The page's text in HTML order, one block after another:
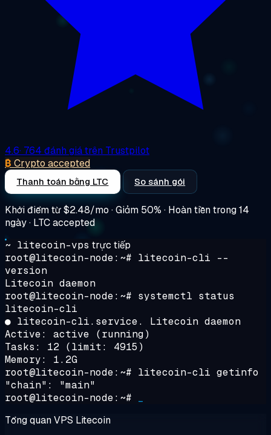
4.6· 764 đánh giá trên Trustpilot
₿ Crypto accepted
Thanh toán bằng LTC So sánh gói
Khởi điểm từ$2.48/mo · Giảm 50% · Hoàn tiền trong 14
ngày · LTC accepted
~ litecoin-vps trực tiếp
root@litecoin-node:~# litecoin-cli --
version
Litecoin daemon
root@litecoin-node:~# systemctl status
litecoin-cli
● litecoin-cli.service. Litecoin daemon
Active: active (running)
Tasks: 12 (limit: 4915)
Memory: 1.2G
root@litecoin-node:~# litecoin-cli getinfo
"chain": "main"
root@litecoin-node:~#
Tổng quan VPS Litecoin